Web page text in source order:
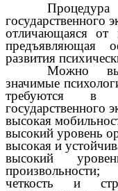
государственного
отличающаяся от
предъявляющая
развития
Можно
значимые
требуются в
государственного
высокая
высокий уровень
высокая и
высокий
произвольности;
четкость и